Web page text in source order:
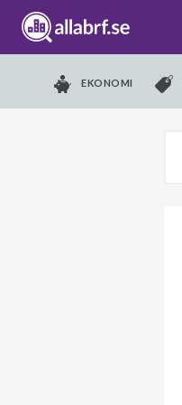
EKONOMI